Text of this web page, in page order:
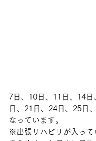
7日、10日、11日、14日
日、21日、24日、25日
なっています。
※出張リハビリが入って